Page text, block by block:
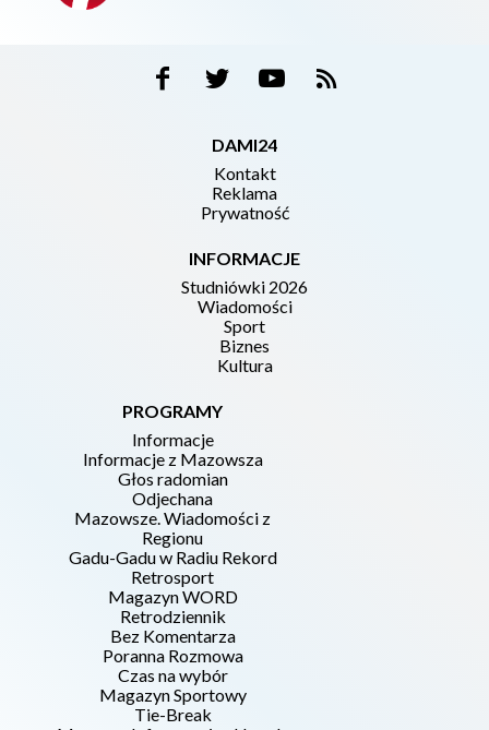
DAMI24
Kontakt
Reklama
Prywatność
INFORMACJE
Studniówki 2026
Wiadomości
Sport
Biznes
Kultura
PROGRAMY
Informacje
Informacje z Mazowsza
Głos radomian
Odjechana
Mazowsze. Wiadomości z
Regionu
Gadu-Gadu w Radiu Rekord
Retrosport
Magazyn WORD
Retrodziennik
Bez Komentarza
Poranna Rozmowa
Czas na wybór
Magazyn Sportowy
Tie-Break